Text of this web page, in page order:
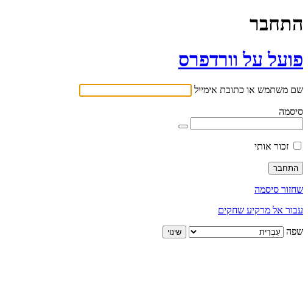
התחבר
פועל על וורדפרס
שם משתמש או כתובת אימייל
סיסמה
זכור אותי
שחזור סיסמה
עבור אל מרקיע שחקים
שפה